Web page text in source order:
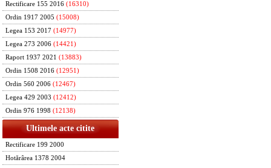
Rectificare 155 2016 (16310)
Ordin 1917 2005 (15008)
Legea 153 2017 (14977)
Legea 273 2006 (14421)
Raport 1937 2021 (13883)
Ordin 1508 2016 (12951)
Ordin 560 2006 (12467)
Legea 429 2003 (12412)
Ordin 976 1998 (12138)
Ultimele acte citite
Rectificare 199 2000
Hotărârea 1378 2004